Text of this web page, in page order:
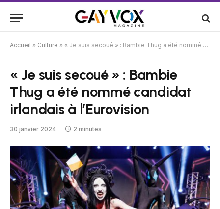
Accueil » Culture » « Je suis secoué » : Bambie Thug a été nommé candidat irlandais à l’Eurovision
« Je suis secoué » : Bambie
Thug a été nommé candidat
irlandais à l’Eurovision
30 janvier 2024 2 minutes